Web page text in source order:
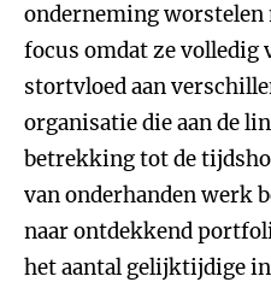
onderneming worstelen
focus omdat ze volledig
stortvloed aan
organisatie die aan de
betrekking tot de
van onderhanden werk
naar ontdekkend
het aantal gelijktijdige